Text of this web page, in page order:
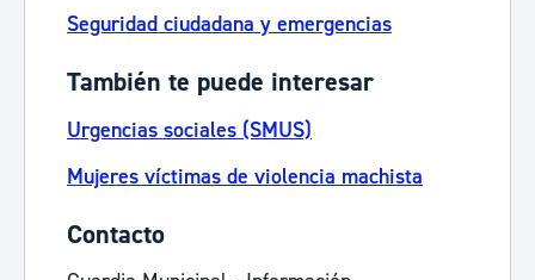
Seguridad ciudadana y emergencias
También te puede interesar
Urgencias sociales (SMUS)
Mujeres víctimas de violencia machista
Contacto